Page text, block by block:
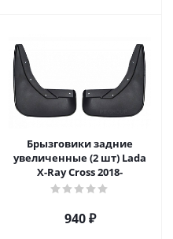
Брызговики задние
увеличенные (2 шт) Lada
X-Ray Cross 2018-
940₽